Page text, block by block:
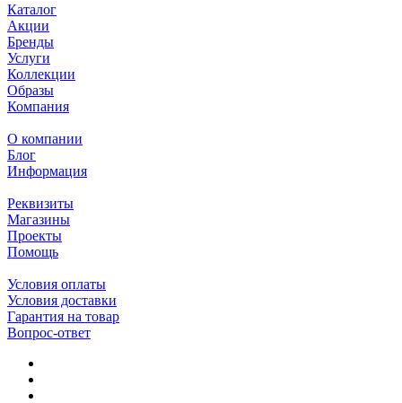
Каталог
Акции
Бренды
Услуги
Коллекции
Образы
Компания
О компании
Блог
Информация
Реквизиты
Магазины
Проекты
Помощь
Условия оплаты
Условия доставки
Гарантия на товар
Вопрос-ответ